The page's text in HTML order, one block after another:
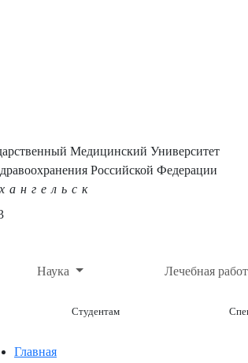
Медицинский Университет
Российской Федерации
Наука Лечебная
Студентам
Главная